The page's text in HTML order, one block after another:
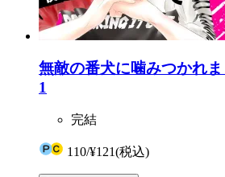
無敵の番犬に噛みつかれま
1
完結
110/¥121(税込)